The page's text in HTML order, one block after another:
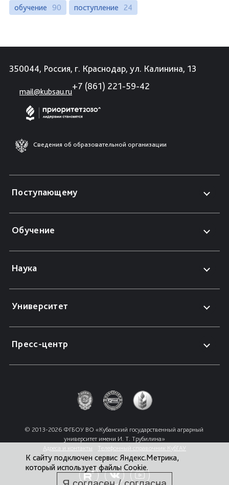
обучение 90 поступление 24
350044, Россия, г. Краснодар, ул. Калинина, 13
mail@kubsau.ru
+7 (861) 221-59-42
Сведения об образовательной организации
Поступающему
Обучение
Наука
Университет
Пресс-центр
© 2013-2026 ФГБОУ ВО «Кубанский государственный аграрный
университет имени И. Т. Трубилина»
Адреса и контакты
Телефонный справочник КубГАУ
К сайту подключен сервис Яндекс.Метрика,
который использует файлы Cookie.